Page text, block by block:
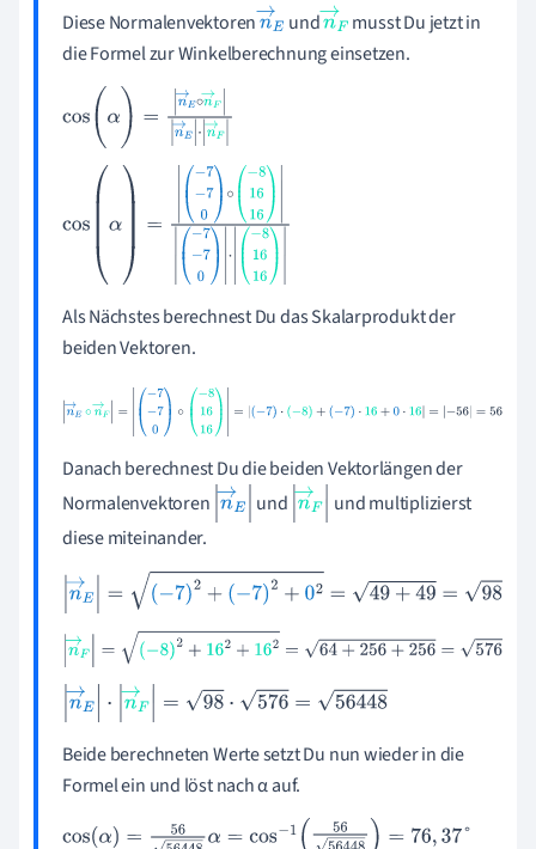
Diese Normalenvektorenn→
E
undn→
F
musst Du jetzt in
die Formel zur Winkelberechnung einsetzen.
cos(α )= n→ E∘ n→Fn→E·
cos( )=- 70∘-81616-7-
816 16
Als Nächstes berechnest Du das Skalarprodukt der
beiden Vektoren.
n→ E∘ n =-7-7 ∘-816 16= 7· 8 7 16 0 = 56
Danach berechnest Du die beiden Vektorlängen der
Normalenvektoren n→E und n→F und multiplizierst
diese miteinander.
n→E= -72 +-7 2+02=49+ 49=98
n→F =-8 2+162+162 =64+256+256 =576
n→E· n→ F=98 576=56448
Beide berechneten Werte setzt Du nun wieder in die
Formel ein und löst nach α auf.
cosα=5656 448α=cos 15656448= 76,37°